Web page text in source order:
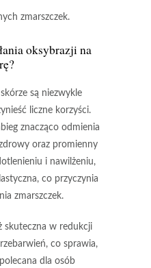
zmarszczek.
oksybrazji na
są niezwykle
liczne korzyści.
znacząco odmienia
oraz promienny
i nawilżeniu,
co przyczynia
zmarszczek.
skuteczna w redukcji
co sprawia,
dla osób